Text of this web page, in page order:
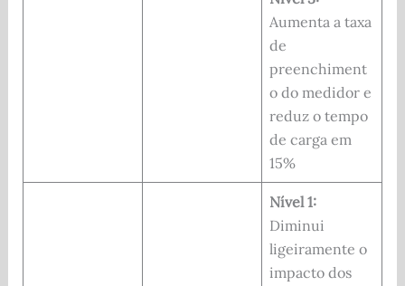
Aumenta a taxa
de
preenchiment
o do medidor e
reduz o tempo
de carga em
15%
Nível 1:
Diminui
ligeiramente o
impacto dos